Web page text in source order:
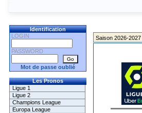
Identification
LOGIN
PASSWORD
Mot de passe oublié
Les Pronos
Ligue 1
Ligue 2
Champions League
Europa League
Saison 2026-2027